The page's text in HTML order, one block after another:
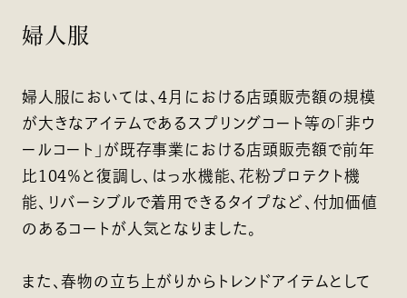
婦人服
婦人服においては、4月における店頭販売額の規模
が大きなアイテムであるスプリングコート等の「非ウ
ールコート」が既存事業における店頭販売額で前年
比104％と復調し、はっ水機能、花粉プロテクト機
能、リバーシブルで着用できるタイプなど、付加価値
のあるコートが人気となりました。
また、春物の立ち上がりからトレンドアイテムとして